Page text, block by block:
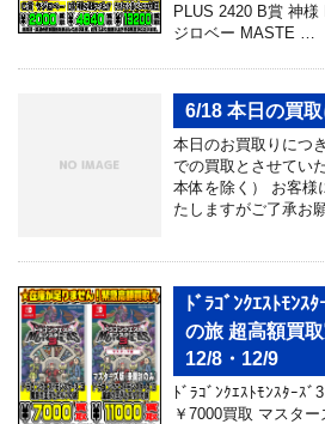
PLUS 2420 B賞 神
ジロベー MASTE …
6/18 本日の買
本日のお買取りにつ
での買取とさせてい
本体を除く） お客様
たしますがご了承お
ﾄﾞﾗｺﾞﾝｸｴｽﾄﾓﾝｽ
の旅 超高額買
12/8・12/9
ﾄﾞﾗｺﾞﾝｸｴｽﾄﾓﾝｽﾀｰｽﾞ
￥7000買取 マスタ